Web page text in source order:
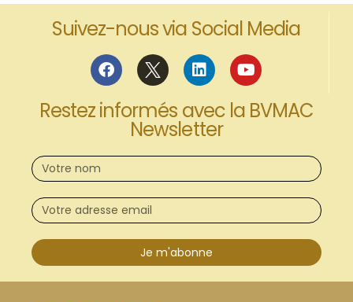
Suivez-nous via Social Media
Restez informés avec la BVMAC
Newsletter
Je m'abonne